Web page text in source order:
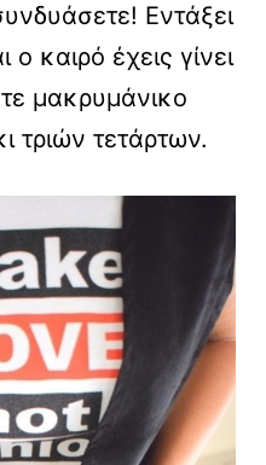
Εντάξει
καιρό έχεις γίνει
μακρυμάνικο
τριών τετάρτων.